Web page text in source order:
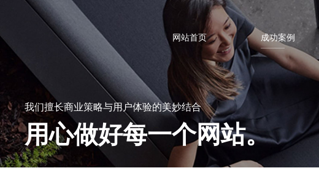
网站首页 成功案例
我们擅长商业策略与用户体验的美妙结合
用心做好每一个网站。